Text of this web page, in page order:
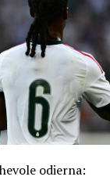
odierna: